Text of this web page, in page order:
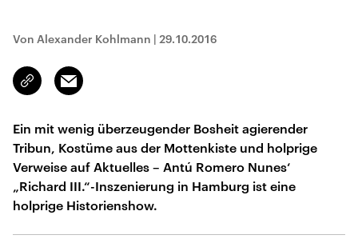
Von Alexander Kohlmann | 29.10.2016
Link
kopieren/teilen
Email
Ein mit wenig überzeugender Bosheit agierender
Tribun, Kostüme aus der Mottenkiste und holprige
Verweise auf Aktuelles – Antú Romero Nunes‘
„Richard III.“-Inszenierung in Hamburg ist eine
holprige Historienshow.